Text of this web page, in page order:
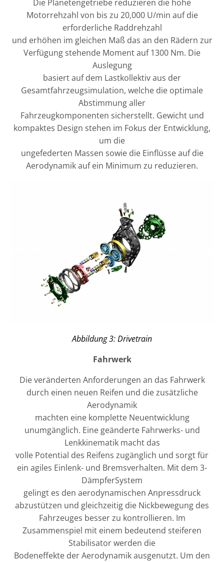
Die Planetengetriebe reduzieren die hohe
Motorrehzahl von bis zu 20,000 U/min auf die
erforderliche Raddrehzahl
und erhöhen im gleichen Maß das an den Rädern zur
Verfügung stehende Moment auf 1300 Nm. Die
Auslegung
basiert auf dem Lastkollektiv aus der
Gesamtfahrzeugsimulation, welche die optimale
Abstimmung aller
Fahrzeugkomponenten sicherstellt. Gewicht und
kompaktes Design stehen im Fokus der Entwicklung,
um die
ungefederten Massen sowie die Einflüsse auf die
Aerodynamik auf ein Minimum zu reduzieren.
Abbildung 3: Drivetrain
Fahrwerk
Die veränderten Anforderungen an das Fahrwerk
durch einen neuen Reifen und die zusätzliche
Aerodynamik
machten eine komplette Neuentwicklung
unumgänglich. Eine geänderte Fahrwerks- und
Lenkkinematik macht das
volle Potential des Reifens zugänglich und sorgt für
ein agiles Einlenk- und Bremsverhalten. Mit dem 3-
DämpferSystem
gelingt es den aerodynamischen Anpressdruck
abzustützen und gleichzeitig die Nickbewegung des
Fahrzeuges besser zu kontrollieren. Im
Zusammenspiel mit einem bedeutend steiferen
Stabilisator werden die
Bodeneffekte der Aerodynamik ausgenutzt. Um den